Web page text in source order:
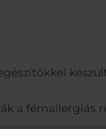
a fémallergiás